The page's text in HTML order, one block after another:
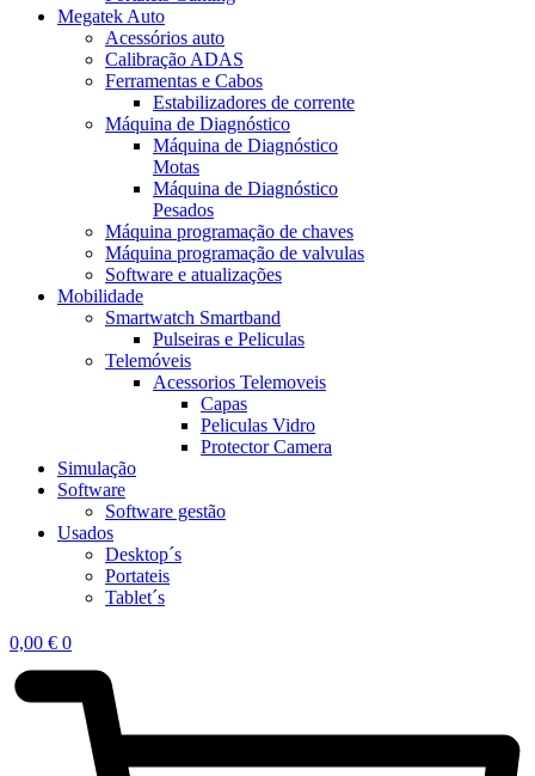
Megatek Auto
Acessórios auto
Calibração ADAS
Ferramentas e Cabos
Estabilizadores de corrente
Máquina de Diagnóstico
Máquina de Diagnóstico
Motas
Máquina de Diagnóstico
Pesados
Máquina programação de chaves
Máquina programação de valvulas
Software e atualizações
Mobilidade
Smartwatch Smartband
Pulseiras e Peliculas
Telemóveis
Acessorios Telemoveis
Capas
Peliculas Vidro
Protector Camera
Simulação
Software
Software gestão
Usados
Desktop´s
Portateis
Tablet´s
0,00 € 0